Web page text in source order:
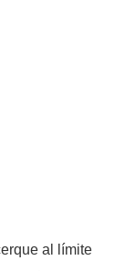
al límite